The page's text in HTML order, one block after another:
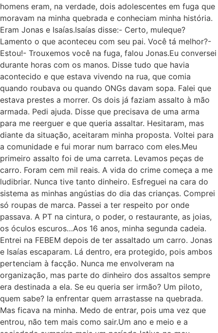
homens eram, na verdade, dois adolescentes em fuga que
moravam na minha quebrada e conheciam minha história.
Eram Jonas e Isaías.Isaías disse:- Certo, muleque?
Lamento o que aconteceu com seu pai. Você tá melhor?-
Estou!- Trouxemos você na fuga, falou Jonas.Eu conversei
durante horas com os manos. Disse tudo que havia
acontecido e que estava vivendo na rua, que comia
quando roubava ou quando ONGs davam sopa. Falei que
estava prestes a morrer. Os dois já faziam assalto à mão
armada. Pedi ajuda. Disse que precisava de uma arma
para me reerguer e que queria assaltar. Hesitaram, mas
diante da situação, aceitaram minha proposta. Voltei para
a comunidade e fui morar num barraco com eles.Meu
primeiro assalto foi de uma carreta. Levamos peças de
carro. Foram cem mil reais. A vida do crime começa a me
ludibriar. Nunca tive tanto dinheiro. Esfreguei na cara do
sistema as minhas angústias do dia das crianças. Comprei
só roupas de marca. Passei a ter respeito por onde
passava. A PT na cintura, o poder, o restaurante, as joias,
os óculos escuros…Aos 16 anos, minha segunda cadeia.
Entrei na FEBEM depois de ter assaltado um carro. Jonas
e Isaías escaparam. Lá dentro, era protegido, pois ambos
pertenciam à facção. Nunca me envolveram na
organização, mas parte do dinheiro dos assaltos sempre
era destinada a ela. Se eu queria ser irmão? Um piloto,
quem sabe? Ia enfrentar quem arrastasse na quebrada.
Mas ficava na minha. Medo de entrar, pois uma vez que
entrou, não tem mais como sair.Um ano e meio e a